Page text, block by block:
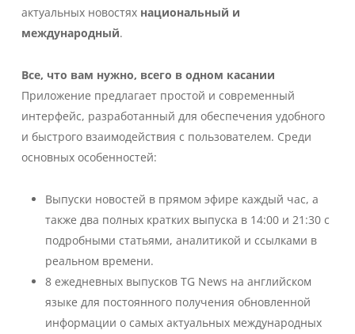
актуальных новостях национальный и
международный.
Все, что вам нужно, всего в одном касании
Приложение предлагает простой и современный
интерфейс, разработанный для обеспечения удобного
и быстрого взаимодействия с пользователем. Среди
основных особенностей:
Выпуски новостей в прямом эфире каждый час, а
также два полных кратких выпуска в 14:00 и 21:30 с
подробными статьями, аналитикой и ссылками в
реальном времени.
8 ежедневных выпусков TG News на английском
языке для постоянного получения обновленной
информации о самых актуальных международных